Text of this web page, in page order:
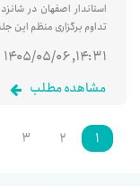
استاندار اصفهان در
تداوم برگزاری منظم این
۱۴:۳۱, ۱۴۰۵/۰۵/۰۶
مشاهده مطلب
۱